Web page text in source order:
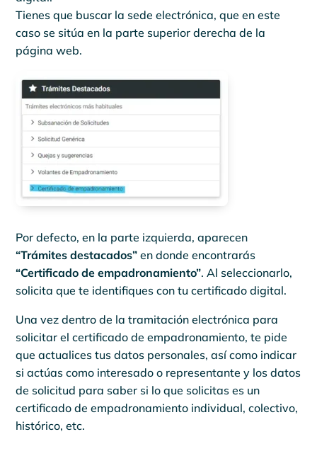
Tienes que buscar la sede electrónica, que en este
caso se sitúa en la parte superior derecha de la
página web.
Por defecto, en la parte izquierda, aparecen
“Trámites destacados” en donde encontrarás
“Certificado de empadronamiento”. Al seleccionarlo,
solicita que te identifiques con tu certificado digital.
Una vez dentro de la tramitación electrónica para
solicitar el certificado de empadronamiento, te pide
que actualices tus datos personales, así como indicar
si actúas como interesado o representante y los datos
de solicitud para saber si lo que solicitas es un
certificado de empadronamiento individual, colectivo,
histórico, etc.